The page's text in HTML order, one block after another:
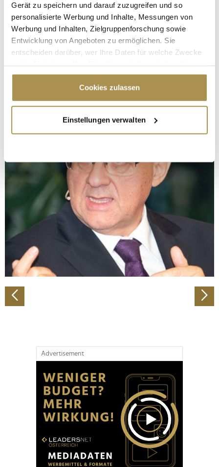
Gerät zu speichern und darauf zuzugreifen und so
personalisierte Werbung und Inhalte, Messungen von
Werbung und Inhalten, Zielgruppenforschung sowie
Entwicklung von Angeboten zu ermöglichen. Sie
entscheiden darüber, wer Ihre Daten für welche Zwecke
Cookie-Erklärung oder durch Klicken auf das Privacy
Trigger Symbol ändern oder widerrufen
Informationen über Ihre geografische Lage
erfassen, welche bis auf einige Meter genau sein
bestimmten Merkmalen (Fingerprinting) identifizieren
Erfahren Sie mehr darüber, wie Ihre persönlichen Daten
verarbeitet werden, und legen Sie Ihre Präferenzen im
Abschnitt Einzelheitenfest.
Wir verwenden Cookies, um Inhalte und Anzeigen zu
personalisieren, Funktionen für soziale Medien anbieten
zu können und die Zugriffe auf unsere Website zu
analysieren. Außerdem geben wir Informationen zu Ihrer
Verwendung unserer Website an unsere Partner für
soziale Medien, Werbung und Analysen weiter. Unsere
Partner führen diese Informationen möglicherweise mit
Cookies zulassen
Einstellungen verwalten
Advertisement